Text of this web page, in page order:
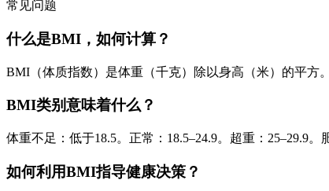
常见问题
什么是BMI，如何计算？
BMI（体质指数）是体重（千克）除以身高（米）的平方
BMI类别意味着什么？
体重不足：低于18.5。正常：18.5–24.9。超重：25–29.9
如何利用BMI指导健康决策？